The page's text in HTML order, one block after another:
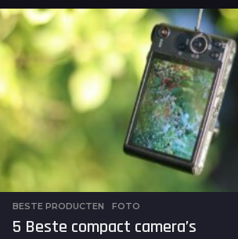
a
r
a
g
o
BESTE PRODUCTEN ,FOTO
5 Beste compact camera’s